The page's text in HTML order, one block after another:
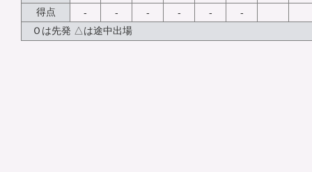
得点 - - - - -
-
Ｏは先発 △は途中出場